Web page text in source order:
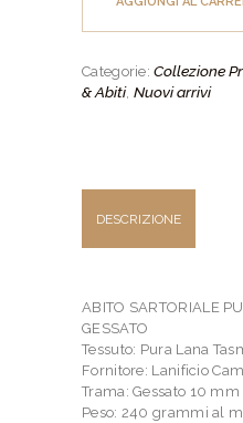
Bluette
Categorie:Collezione
& Abiti, Nuovi arrivi
DESCRIZIONE
ABITO SARTORIALE
GESSATO
Tessuto: Pura Lana
Fornitore: Lanificio
Trama: Gessato 10 mm
Peso: 240 grammi al